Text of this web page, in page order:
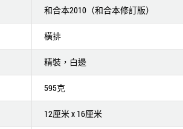
和合本2010（和合本修訂版）
橫排
精裝，白邊
595克
12厘米 x 16厘米